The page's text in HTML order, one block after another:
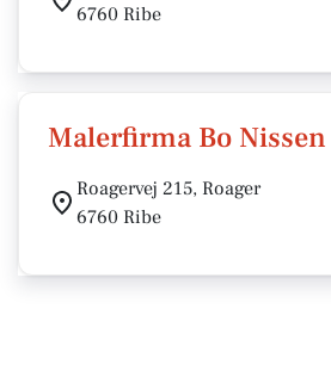
6760 Ribe
Malerfirma Bo Nissen
Roagervej 215, Roager
6760 Ribe